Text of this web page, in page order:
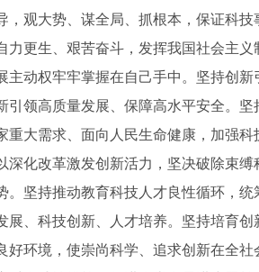
，观大势、谋全局、抓根本，保证科
更生、艰苦奋斗，发挥我国社会主
主动权牢牢掌握在自己手中。坚持创
领高质量发展、保障高水平安全。坚
重大需求、面向人民生命健康，加强
化改革激发创新活力，坚决破除束缚
坚持推动教育科技人才良性循环，
展、科技创新、人才培养。坚持培育
好环境，使崇尚科学、追求创新在全